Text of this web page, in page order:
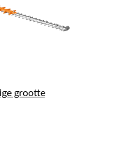
grootte